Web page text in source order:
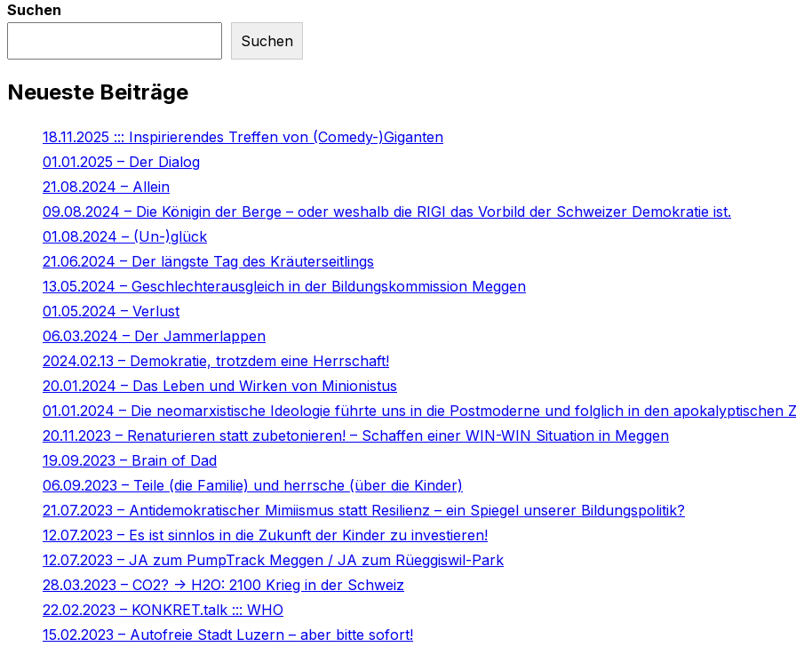
Suchen
Suchen
Neueste Beiträge
18.11.2025 ::: Inspirierendes Treffen von (Comedy-)Giganten
01.01.2025 – Der Dialog
21.08.2024 – Allein
09.08.2024 – Die Königin der Berge – oder weshalb die RIGI das Vorbild der Schweizer Demokratie ist.
01.08.2024 – (Un-)glück
21.06.2024 – Der längste Tag des Kräuterseitlings
13.05.2024 – Geschlechterausgleich in der Bildungskommission Meggen
01.05.2024 – Verlust
06.03.2024 – Der Jammerlappen
2024.02.13 – Demokratie, trotzdem eine Herrschaft!
20.01.2024 – Das Leben und Wirken von Minionistus
01.01.2024 – Die neomarxistische Ideologie führte uns in die Postmoderne und folglich in den apokalyptischen
20.11.2023 – Renaturieren statt zubetonieren! – Schaffen einer WIN-WIN Situation in Meggen
19.09.2023 – Brain of Dad
06.09.2023 – Teile (die Familie) und herrsche (über die Kinder)
21.07.2023 – Antidemokratischer Mimiismus statt Resilienz – ein Spiegel unserer Bildungspolitik?
12.07.2023 – Es ist sinnlos in die Zukunft der Kinder zu investieren!
12.07.2023 – JA zum PumpTrack Meggen / JA zum Rüeggiswil-Park
28.03.2023 – CO2? -> H2O: 2100 Krieg in der Schweiz
22.02.2023 – KONKRET.talk ::: WHO
15.02.2023 – Autofreie Stadt Luzern – aber bitte sofort!